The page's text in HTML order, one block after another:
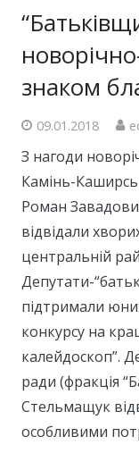
знаком
09.01.2018
З нагоди
Камінь-
Роман
відвідали
центральній
Депутати-
підтримали
конкурсу на
калейдоскоп”.
ради (фракція
Стельмащук
особливими